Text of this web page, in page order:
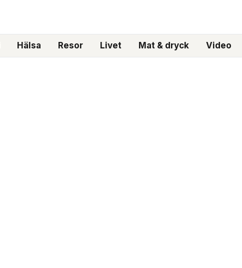
Hälsa Resor Livet Mat & dryck Video